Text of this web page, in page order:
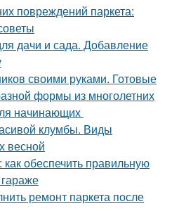
повреждений паркета:
дачи и сада. Добавление
своими руками. Готовые
формы из многолетних
начинающих
клумбы. Виды
весной
обеспечить правильную
ремонт паркета после